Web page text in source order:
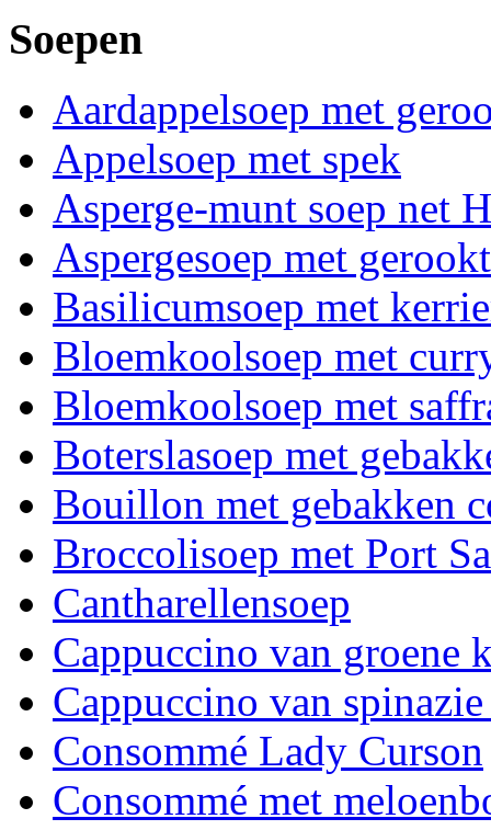
Soepen
Aardappelsoep met
Appelsoep met spek
Asperge-munt soep net
Aspergesoep met
Basilicumsoep met
Bloemkoolsoep met
Bloemkoolsoep met
Boterslasoep met
Bouillon met gebakken
Broccolisoep met Port
Cantharellensoep
Cappuccino van groene
Cappuccino van
Consommé Lady Curson
Consommé met